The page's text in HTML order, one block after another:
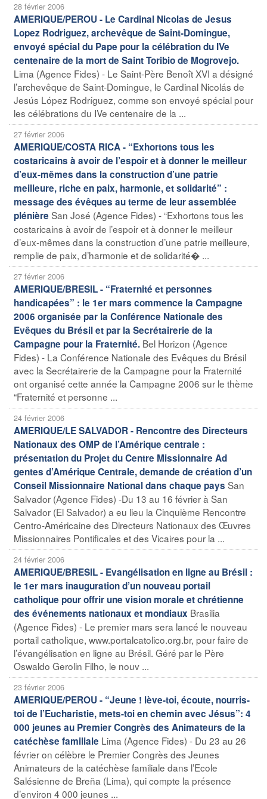
28 février 2006
AMERIQUE/PEROU - Le Cardinal Nicolas de Jesus
Lopez Rodriguez, archevêque de Saint-Domingue,
envoyé spécial du Pape pour la célébration du IVe
centenaire de la mort de Saint Toribio de Mogrovejo.
Lima (Agence Fides) - Le Saint-Père Benoît XVI a désigné
l’archevêque de Saint-Domingue, le Cardinal Nicolás de
Jesús López Rodríguez, comme son envoyé spécial pour
les célébrations du IVe centenaire de la ...
27 février 2006
AMERIQUE/COSTA RICA - “Exhortons tous les
costaricains à avoir de l’espoir et à donner le meilleur
d’eux-mêmes dans la construction d’une patrie
meilleure, riche en paix, harmonie, et solidarité” :
message des évêques au terme de leur assemblée
plénière San José (Agence Fides) - “Exhortons tous les
costaricains à avoir de l’espoir et à donner le meilleur
d’eux-mêmes dans la construction d’une patrie meilleure,
remplie de paix, d’harmonie et de solidarité� ...
27 février 2006
AMERIQUE/BRESIL - “Fraternité et personnes
handicapées” : le 1er mars commence la Campagne
2006 organisée par la Conférence Nationale des
Evêques du Brésil et par la Secrétairerie de la
Campagne pour la Fraternité. Bel Horizon (Agence
Fides) - La Conférence Nationale des Evêques du Brésil
avec la Secrétairerie de la Campagne pour la Fraternité
ont organisé cette année la Campagne 2006 sur le thème
“Fraternité et personne ...
24 février 2006
AMERIQUE/LE SALVADOR - Rencontre des Directeurs
Nationaux des OMP de l’Amérique centrale :
présentation du Projet du Centre Missionnaire Ad
gentes d’Amérique Centrale, demande de création d’un
Conseil Missionnaire National dans chaque pays San
Salvador (Agence Fides) -Du 13 au 16 février à San
Salvador (El Salvador) a eu lieu la Cinquième Rencontre
Centro-Américaine des Directeurs Nationaux des Œuvres
Missionnaires Pontificales et des Vicaires pour la ...
24 février 2006
AMERIQUE/BRESIL - Evangélisation en ligne au Brésil :
le 1er mars inauguration d’un nouveau portail
catholique pour offrir une vision morale et chrétienne
des événements nationaux et mondiaux Brasilia
(Agence Fides) - Le premier mars sera lancé le nouveau
portail catholique, www.portalcatolico.org.br, pour faire de
l’évangélisation en ligne au Brésil. Géré par le Père
Oswaldo Gerolin Filho, le nouv ...
23 février 2006
AMERIQUE/PEROU - “Jeune ! lève-toi, écoute, nourris-
toi de l’Eucharistie, mets-toi en chemin avec Jésus”: 4
000 jeunes au Premier Congrès des Animateurs de la
catéchèse familiale Lima (Agence Fides) - Du 23 au 26
février on célèbre le Premier Congrès des Jeunes
Animateurs de la catéchèse familiale dans l’Ecole
Salésienne de Breña (Lima), qui compte la présence
d’environ 4 000 jeunes ...